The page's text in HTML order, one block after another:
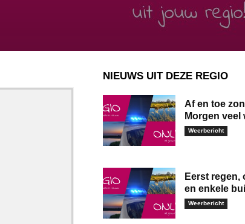
NIEUWS UIT DEZE REGIO
Af en toe
Morgen veel
Weerbericht
Eerst regen,
en enkele
Weerbericht